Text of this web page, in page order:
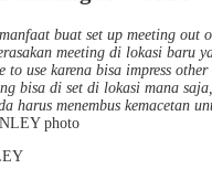
buat set up meeting out
meeting di lokasi baru
to use karena bisa impress
bisa di set di lokasi mana
harus menembus kemacetan